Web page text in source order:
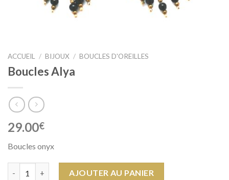
ACCUEIL / BIJOUX / BOUCLES D'OREILLES
Boucles Alya
29.00€
Boucles onyx
AJOUTER AU PANIER